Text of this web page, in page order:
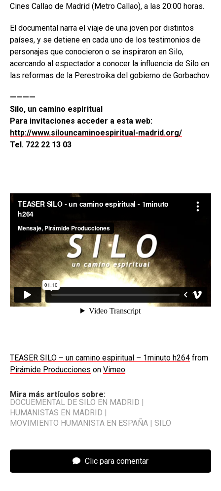
Cines Callao de Madrid (Metro Callao), a las 20:00 horas.
El documental narra el viaje de una joven por distintos
países, y se detiene en cada uno de los testimonios de
personajes que conocieron o se inspiraron en Silo,
acercando al espectador a conocer la influencia de Silo en
las reformas de la Perestroika del gobierno de Gorbachov.
————
Silo, un camino espiritual
Para invitaciones acceder a esta web:
http://www.silouncaminoespiritual-madrid.org/
Tel. 722 22 13 03
TEASER SILO – un camino espiritual – 1minuto h264 from
Pirámide Producciones on Vimeo.
Mira más artículos sobre:
DOCUEMENTAL DE SILO EN MADRID
HUMANISTAS EN MADRID
MOVIMIENTO HUMANISTA EN ESPAÑA
SILO
Clic para comentar